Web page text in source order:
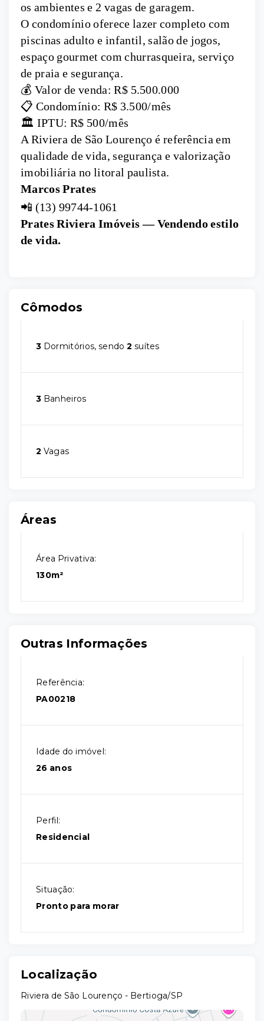
os ambientes e 2 vagas de garagem.
O condomínio oferece lazer completo com
piscinas adulto e infantil, salão de jogos,
espaço gourmet com churrasqueira, serviço
de praia e segurança.
💰 Valor de venda: R$ 5.500.000
📋 Condomínio: R$ 3.500/mês
🏛 IPTU: R$ 500/mês
A Riviera de São Lourenço é referência em
qualidade de vida, segurança e valorização
imobiliária no litoral paulista.
Marcos Prates
📲 (13) 99744-1061
Prates Riviera Imóveis — Vendendo estilo
de vida.
Cômodos
3 Dormitórios, sendo2 suítes
3 Banheiros
2 Vagas
Áreas
Área Privativa:
130m²
Outras Informações
Referência:
PA00218
Idade do imóvel:
26 anos
Perfil:
Residencial
Situação:
Pronto para morar
Localização
Riviera de São Lourenço - Bertioga/SP